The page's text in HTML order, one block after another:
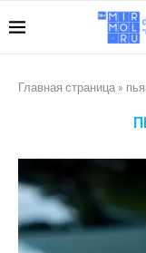
Главная страница »